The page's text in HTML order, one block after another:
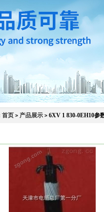
首页 > 产品展示 > 6XV 1 830-0EH10参